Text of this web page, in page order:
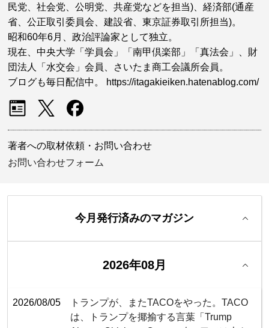
民党、社会党、公明党、共産党などを担当)、経済部(通産
省、公正取引委員会、建設省、東京証券取引所担当)。
昭和60年6月、政治評論家として独立。
現在、中央大学「学員会」「南甲倶楽部」「真法会」、財
団法人「水交会」会員、さいたま商工会議所会員。
ブログも毎日配信中。 https://itagakieiken.hatenablog.com/
著者への取材依頼・お問い合わせ
お問い合わせフォーム
今月発行済みのマガジン
2026年08月
2026/08/05
トランプが、またTACOをやった。TACO
は、トランプを揶揄する言葉「Trump